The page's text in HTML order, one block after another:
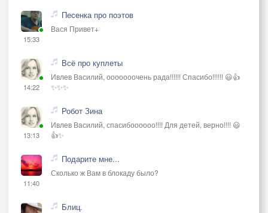
15:33
Песенка про поэтов
Вася Привет+
14:22
Всё про куплеты
Ивлев Василий, ооооооочень рада!!!!!! Спасибо!!!!!! 😃👍
✨✨✨
13:13
Робот Зина
Ивлев Василий, спасибоооооо!!!! Для детей, верно!!!! 😃
👍✨
11:40
Подарите мне...
Сколько ж Вам в блокаду было?
Блиц.